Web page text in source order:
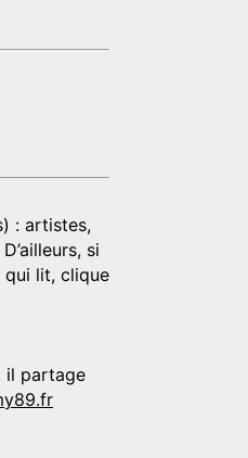
: artistes,
si
qui lit, clique
il partage